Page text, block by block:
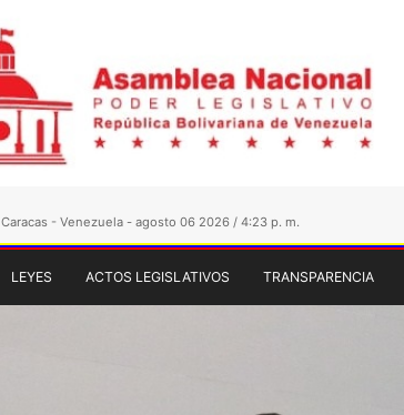
Caracas - Venezuela - agosto 06 2026 / 4:23 p. m.
LEYES ACTOS LEGISLATIVOS TRANSPARENCIA